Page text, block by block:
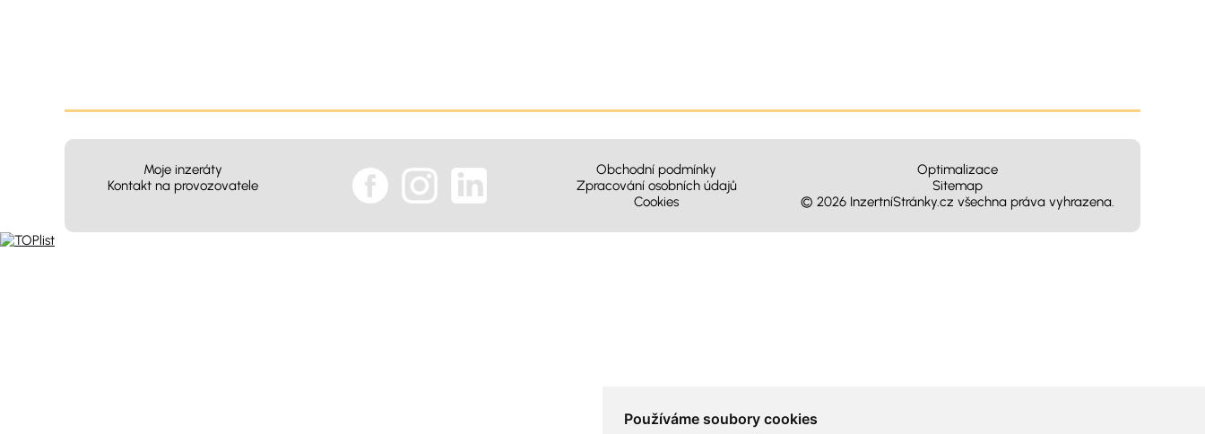
Používáme soubory cookies
Moje inzeráty
Kontakt na provozovatele
Obchodní podmínky
Zpracování osobních údajů
Cookies
Optimalizace
Sitemap
© 2026 InzertníStránky.cz všechna práva vyhrazena.